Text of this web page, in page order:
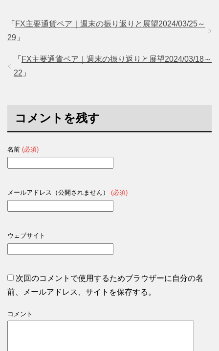
「 FX主要通貨ペア｜週末の振り返りと展望2024/03/25～
29 」
「 FX主要通貨ペア｜週末の振り返りと展望2024/03/18～
22 」
コメントを残す
名前 (必須)
メールアドレス（公開されません） (必須)
ウェブサイト
次回のコメントで使用するためブラウザーに自分の名
前、メールアドレス、サイトを保存する。
コメント